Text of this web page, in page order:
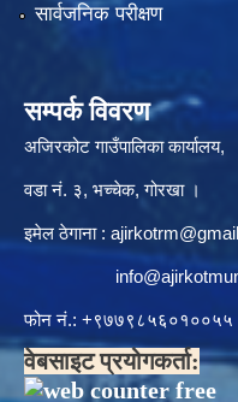
सार्वजनिक परीक्षण
सम्पर्क विवरण
अजिरकोट गाउँपालिका कार्यालय,
वडा नं. ३, भच्चेक, गोरखा ।
इमेल ठेगाना :
फोन नं.: ‍‌+९७७९८५६०१००५५
वेबसाइट प्रयोगकर्ता: